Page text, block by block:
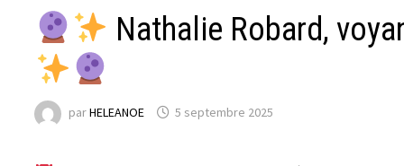
Nathalie Robard,
parHELEANOE 5 septembre 2025